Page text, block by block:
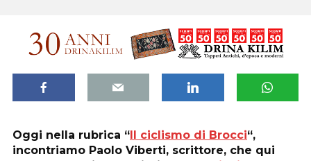
Oggi nella rubrica “ Il ciclismo di Brocci“,
incontriamo Paolo Viberti, scrittore, che qui